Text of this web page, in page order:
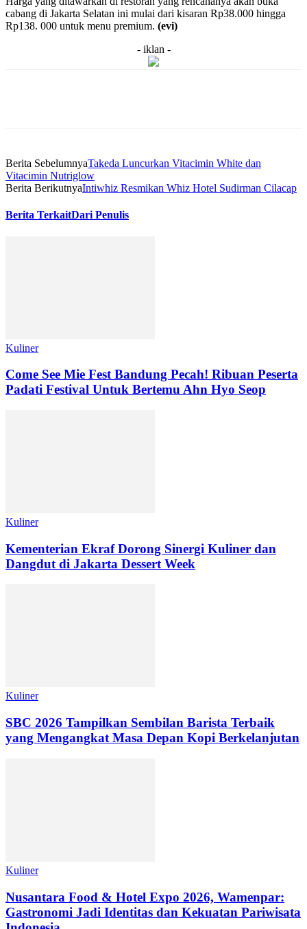
cabang di Jakarta Selatan ini mulai dari kisaran Rp38.000 hingga
Rp138. 000 untuk menu premium. (evi)
- iklan -
Berita SebelumnyaTakeda Luncurkan Vitacimin White dan
Vitacimin Nutriglow
Berita BerikutnyaIntiwhiz Resmikan Whiz Hotel Sudirman Cilacap
Berita TerkaitDari Penulis
Kuliner
Come See Mie Fest Bandung Pecah! Ribuan Peserta
Padati Festival Untuk Bertemu Ahn Hyo Seop
Kuliner
Kementerian Ekraf Dorong Sinergi Kuliner dan
Dangdut di Jakarta Dessert Week
Kuliner
SBC 2026 Tampilkan Sembilan Barista Terbaik
yang Mengangkat Masa Depan Kopi Berkelanjutan
Kuliner
Nusantara Food & Hotel Expo 2026, Wamenpar:
Gastronomi Jadi Identitas dan Kekuatan Pariwisata